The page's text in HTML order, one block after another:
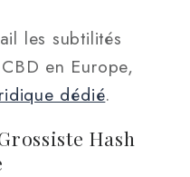
les subtilités
en Europe,
dédié.
Hash